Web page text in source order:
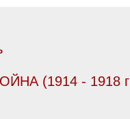
(1914 - 1918